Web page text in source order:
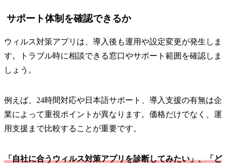
サポート体制を確認できるか
ウィルス対策アプリは、導入後も運用や設定変更が発生しま
す。トラブル時に相談できる窓口やサポート範囲を確認しま
しょう。
例えば、24時間対応や日本語サポート、導入支援の有無は企
業によって重視ポイントが異なります。価格だけでなく、運
用支援まで比較することが重要です。
「自社に合うウィルス対策アプリを診断してみたい」、「ど